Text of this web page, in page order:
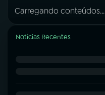
Carregando conteúdos...
Notícias Recentes